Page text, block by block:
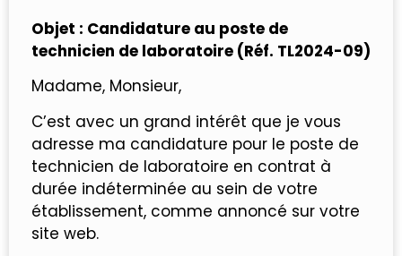
Objet : Candidature au poste de
technicien de laboratoire (Réf. TL2024-09)
Madame, Monsieur,
C’est avec un grand intérêt que je vous
adresse ma candidature pour le poste de
technicien de laboratoire en contrat à
durée indéterminée au sein de votre
établissement, comme annoncé sur votre
site web.